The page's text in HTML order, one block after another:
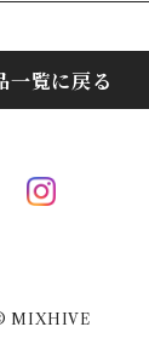
一覧に戻る
MIXHIVE